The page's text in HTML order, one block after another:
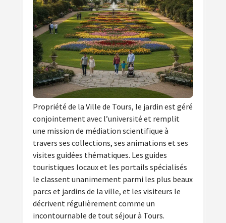
Propriété de la Ville de Tours, le jardin est géré
conjointement avec l’université et remplit
une mission de médiation scientifique à
travers ses collections, ses animations et ses
visites guidées thématiques. Les guides
touristiques locaux et les portails spécialisés
le classent unanimement parmi les plus beaux
parcs et jardins de la ville, et les visiteurs le
décrivent régulièrement comme un
incontournable de tout séjour à Tours.